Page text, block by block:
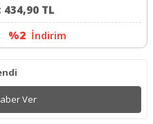
434,90 TL
%2 İndirim
Ver